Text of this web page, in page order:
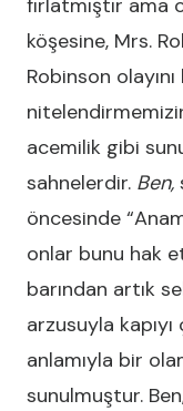
fırlatmıştır ama
köşesine, Mrs.
Robinson
acemilik gibi
sahnelerdir. Ben,
öncesinde
onlar bunu hak
barından artık
arzusuyla
anlamıyla bir
sunulmuştur.